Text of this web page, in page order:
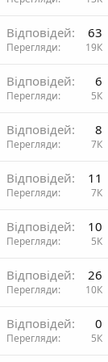
Відповідей 63
Перегляди 19К
Відповідей 6
Перегляди 5К
Відповідей 8
Перегляди 7К
Відповідей 11
Перегляди 7К
Відповідей 10
Перегляди 5К
Відповідей 26
Перегляди 10К
Відповідей 0
Перегляди 5К